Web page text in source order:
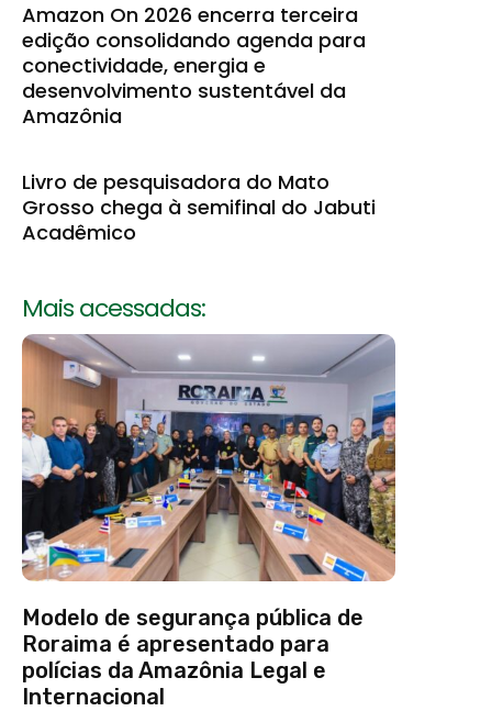
Amazon On 2026 encerra terceira
edição consolidando agenda para
conectividade, energia e
desenvolvimento sustentável da
Amazônia
Livro de pesquisadora do Mato
Grosso chega à semifinal do Jabuti
Acadêmico
Mais acessadas:
Modelo de segurança pública de
Roraima é apresentado para
polícias da Amazônia Legal e
Internacional